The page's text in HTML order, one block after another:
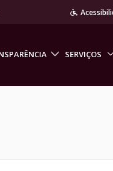
SERVIÇOS